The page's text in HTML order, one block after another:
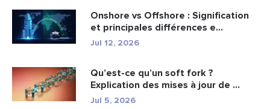
Onshore vs Offshore : Signification
et principales différences e...
Jul 12, 2026
Qu’est-ce qu’un soft fork ?
Explication des mises à jour de ...
Jul 5, 2026